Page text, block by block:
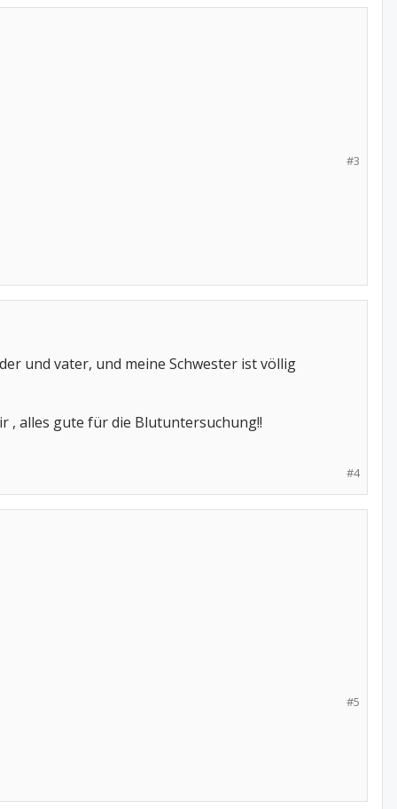
#3
und vater, und meine Schwester ist völlig
, alles gute für die Blutuntersuchung!!
#4
#5